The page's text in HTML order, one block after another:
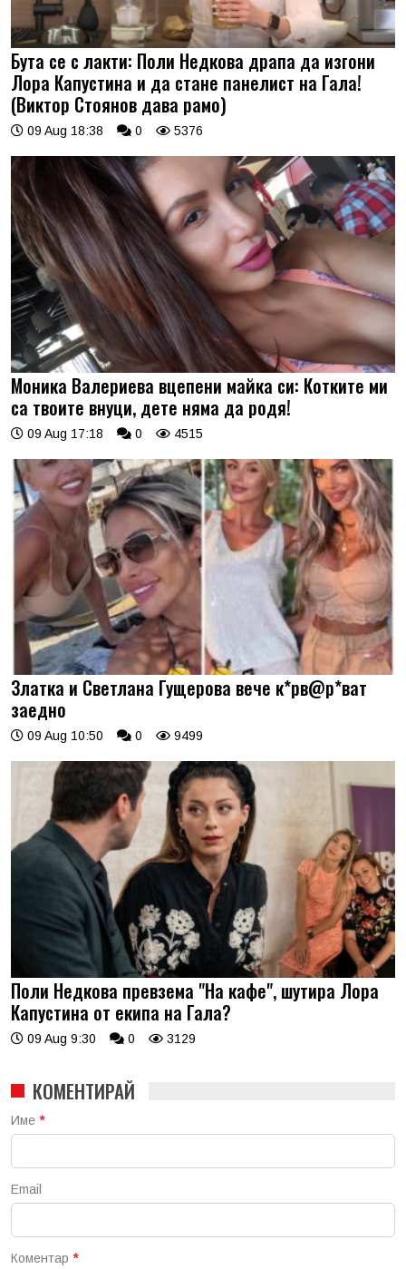
Бута се с лакти: Поли Недкова драпа да изгони
Лора Капустина и да стане панелист на Гала!
(Виктор Стоянов дава рамо)
09 Aug 18:38 0 5376
Моника Валериева вцепени майка си: Котките ми
са твоите внуци, дете няма да родя!
09 Aug 17:18 0 4515
Златка и Светлана Гущерова вече к*рв@р*ват
заедно
09 Aug 10:50 0 9499
Поли Недкова превзема "На кафе", шутира Лора
Капустина от екипа на Гала?
09 Aug 9:30 0 3129
КОМЕНТИРАЙ
Име *
Email
Коментар *